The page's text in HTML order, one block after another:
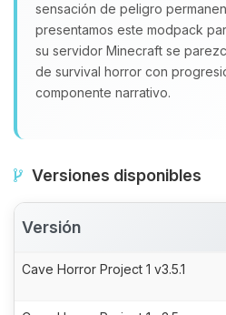
sensación de peligro
presentamos este modpack
su servidor Minecraft se
de survival horror con
componente narrativo.
Versiones disponibles
Versión
Cave Horror Project 1 v3.5.1